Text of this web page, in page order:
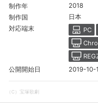
制作年 2018
制作国 日本
対応端末 PC
公開開始日
2019-10-
（C）宝塚歌劇